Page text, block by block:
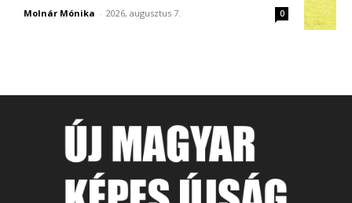
Molnár Mónika - 2026, augusztus 7. 0